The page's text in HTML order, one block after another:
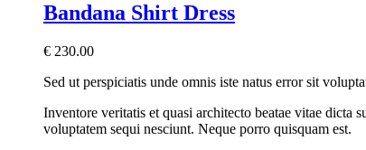
Bandana Shirt Dress
€ 230.00
Sed ut perspiciatis unde omnis iste natus error sit
Inventore veritatis et quasi architecto beatae vitae dicta
voluptatem sequi nesciunt. Neque porro quisquam est.